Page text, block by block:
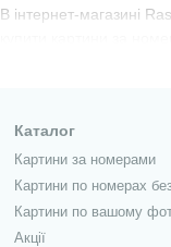
В інтернет-магазині
Каталог
Картини за номерами
Картини по номерах
Картини по вашому
Акції